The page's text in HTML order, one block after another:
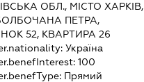
ОБЛ., МІСТО ХАРКІВ,
ПЕТРА,
52, КВАРТИРА 26
Україна
100
Прямий